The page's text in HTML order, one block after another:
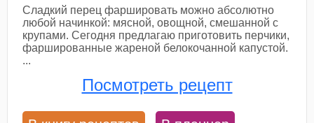
Сладкий перец фаршировать можно абсолютно
любой начинкой: мясной, овощной, смешанной с
крупами. Сегодня предлагаю приготовить перчики,
фаршированные жареной белокочанной капустой.
...
Посмотреть рецепт